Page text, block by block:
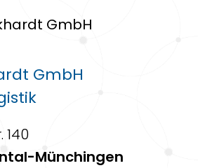
GmbH
Münchingen